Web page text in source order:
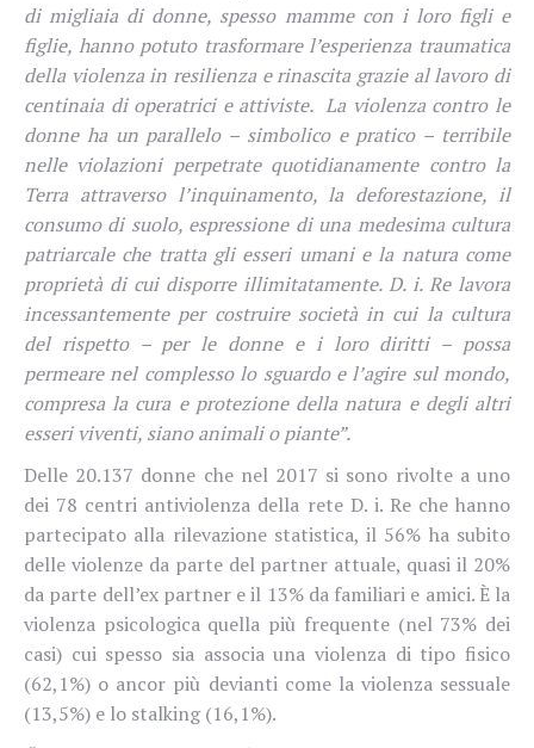
di migliaia di donne, spesso mamme con i loro figli e
figlie, hanno potuto trasformare l’esperienza traumatica
della violenza in resilienza e rinascita grazie al lavoro di
centinaia di operatrici e attiviste.La violenza contro le
donne ha un parallelo – simbolico e pratico – terribile
nelle violazioni perpetrate quotidianamente contro la
Terra attraverso l’inquinamento, la deforestazione, il
consumo di suolo, espressione di una medesima cultura
patriarcale che tratta gli esseri umani e la natura come
proprietà di cui disporre illimitatamente. D. i. Re lavora
incessantemente per costruire società in cui la cultura
del rispetto – per le donne e i loro diritti – possa
permeare nel complesso lo sguardo e l’agire sul mondo,
compresa la cura e protezione della natura e degli altri
esseri viventi, siano animali o piante”.
Delle 20.137 donne che nel 2017 si sono rivolte a uno
dei 78 centri antiviolenza della rete D. i. Re che hanno
partecipato alla rilevazione statistica, il 56% ha subito
delle violenze da parte del partner attuale, quasi il 20%
da parte dell’ex partner e il 13% da familiari e amici. È la
violenza psicologica quella più frequente (nel 73% dei
casi) cui spesso sia associa una violenza di tipo fisico
(62,1%) o ancor più devianti come la violenza sessuale
(13,5%) e lo stalking (16,1%).